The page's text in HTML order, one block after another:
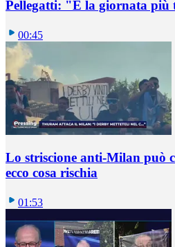
Pellegatti: "È la giornata più
00:45
Lo striscione anti-Milan può
ecco cosa rischia
01:53